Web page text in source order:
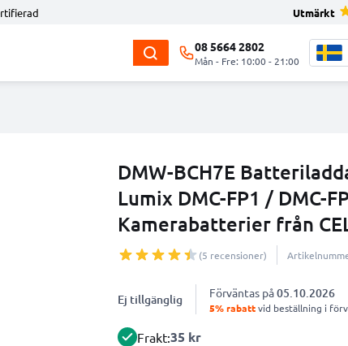
Utmärkt
08 5664 2802
Mån - Fre: 10:00 - 21:00
DMW-BCH7E
Lumix DMC-FP1 / DMC-
Kamerabatterier från
(5 recensioner)
Ej tillgänglig Förväntas på05.10.2026
5% rabattvid beställning i
Frakt:35 kr